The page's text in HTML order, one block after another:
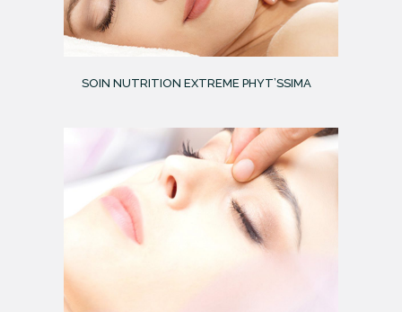
SOIN NUTRITION EXTREME PHYT’SSIMA